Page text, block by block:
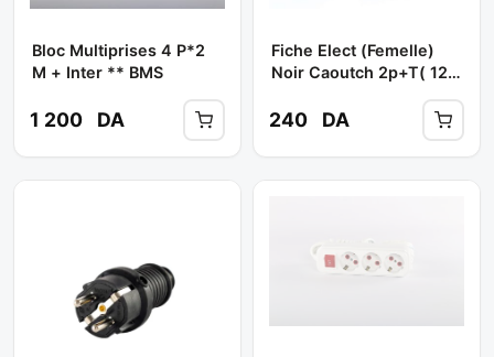
Bloc Multiprises 4 P*2
M + Inter ** BMS
1 200 DA
Fiche Elect (femelle)
Noir Caoutch 2p+t( 12
240 DA